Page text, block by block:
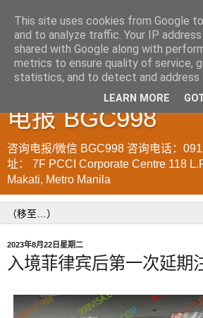
菲律宾998VISA
WWW.SRRV.DE
电报 BGC998
咨询电报/微信 BGC998 咨询电话：
址： 7F PCCI Corporate Centre 118
Makati, Metro Manila
2023年8月22日星期二
入境菲律宾后第一次延期
This site uses cookies from Google
and to analyze traffic. Your IP
shared with Google along with
metrics to ensure quality of service,
statistics, and to detect and address
LEARN MORE